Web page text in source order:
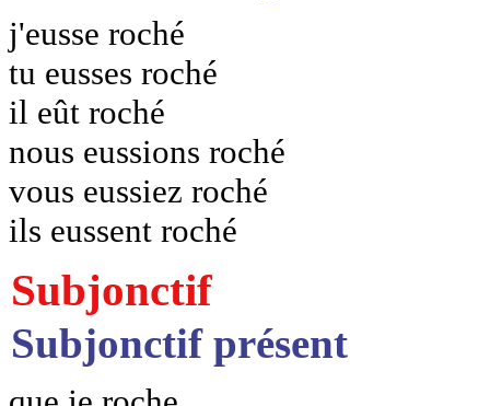
j'eusse roché
tu eusses roché
il eût roché
nous eussions roché
vous eussiez roché
ils eussent roché
Subjonctif
Subjonctif présent